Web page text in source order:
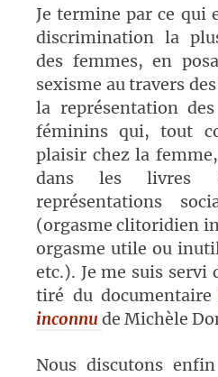
Je termine par ce qui
discrimination la
des femmes, en
sexisme au travers
la représentation
féminins qui, tout
plaisir chez la
dans les livres
représentations
(orgasme clitoridien
orgasme utile ou
etc.). Je me suis servi
tiré du documentaire
inconnude Michèle
Nous discutons